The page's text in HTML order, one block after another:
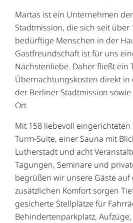
Martas ist ein Unternehmen
Stadtmission, die sich seit über
bedürftige Menschen in der
Gastfreundschaft ist für uns
Nächstenliebe. Daher fließt ein
Übernachtungskosten direkt
der Berliner Stadtmission
Ort.
Mit 158 liebevoll
Turm-Suite, einer Sauna mit
Lutherstadt und acht
Tagungen, Seminare und
begrüßen wir unsere Gäste auf
zusätzlichen Komfort sorgen
gesicherte Stellplätze für
Behindertenparkplatz,